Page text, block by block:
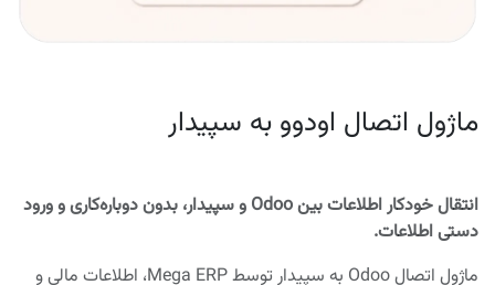
ماژول اتصال اودوو به سپیدار
انتقال خودکار اطلاعات بین Odoo و سپیدار، بدون دوباره‌کاری و ورود
دستی اطلاعات.
ماژول اتصال Odoo به سپیدار توسط Mega ERP، اطلاعات مالی و